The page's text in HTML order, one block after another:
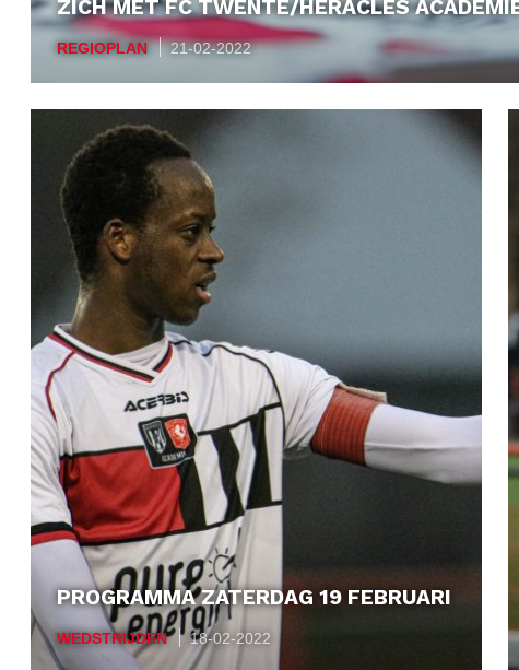
ZICH MET FC TWENTE/HERACLES
REGIOPLAN 21-02-2022
PROGRAMMA ZATERDAG 19 FEBRUARI
WEDSTRIJDEN 18-02-2022